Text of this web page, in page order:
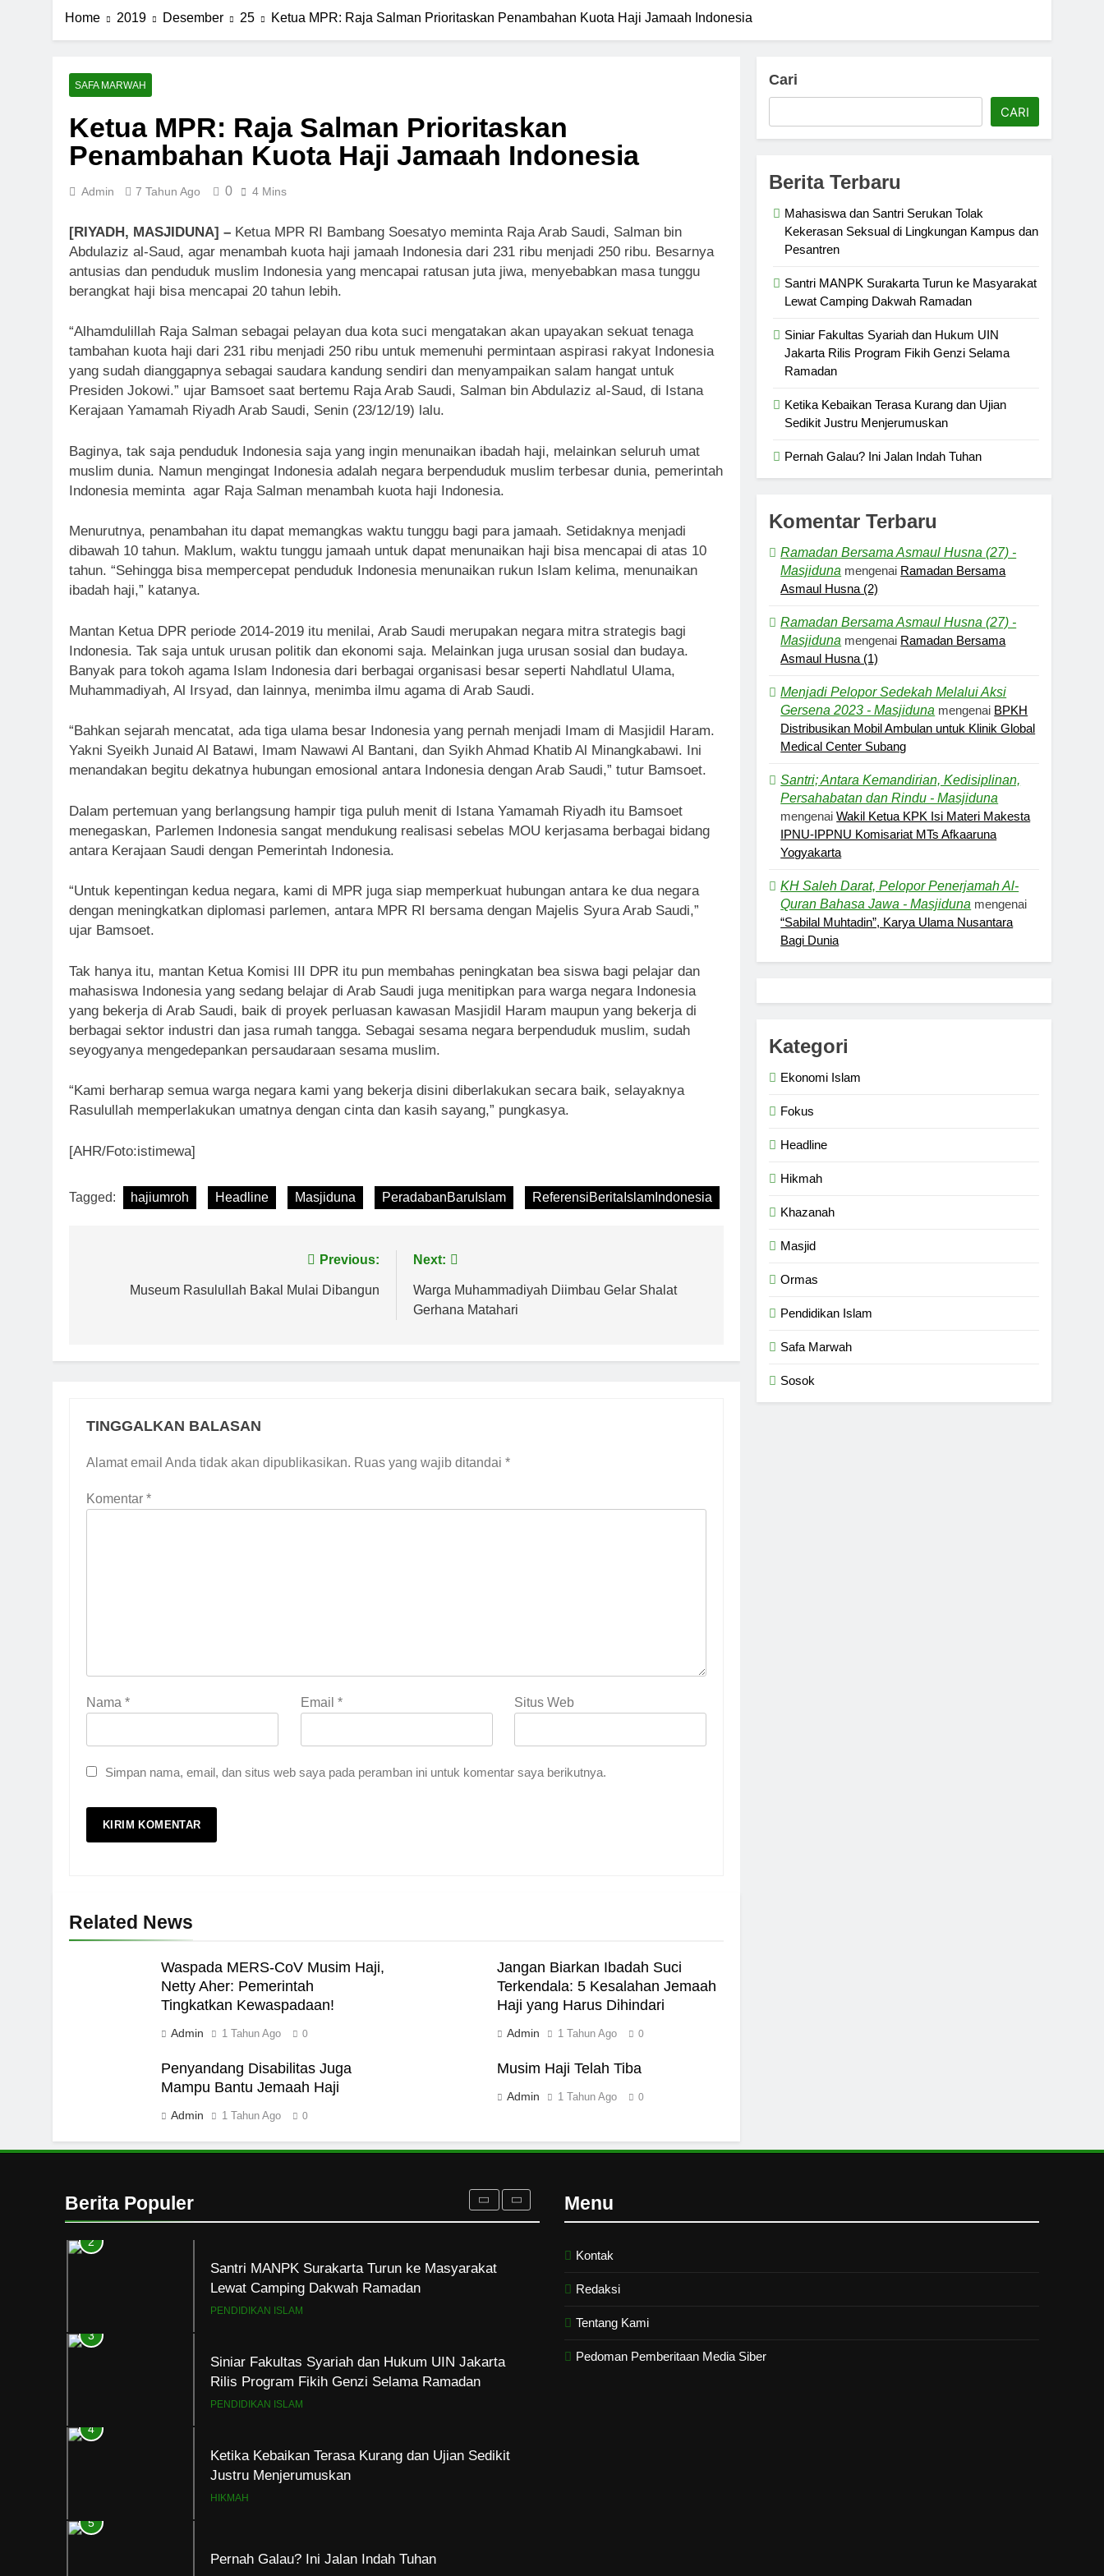
Home 2019 Desember 25 Ketua MPR: Raja Salman Prioritaskan Penambahan Kuota Haji Jamaah Indonesia
SAFA MARWAH
Ketua MPR: Raja Salman Prioritaskan
Penambahan Kuota Haji Jamaah Indonesia
Admin 7 Tahun Ago 0 4 Mins
[RIYADH, MASJIDUNA] – Ketua MPR RI Bambang Soesatyo meminta Raja Arab Saudi, Salman bin
Abdulaziz al-Saud, agar menambah kuota haji jamaah Indonesia dari 231 ribu menjadi 250 ribu. Besarnya
antusias dan penduduk muslim Indonesia yang mencapai ratusan juta jiwa, menyebabkan masa tunggu
berangkat haji bisa mencapai 20 tahun lebih.
“Alhamdulillah Raja Salman sebagai pelayan dua kota suci mengatakan akan upayakan sekuat tenaga
tambahan kuota haji dari 231 ribu menjadi 250 ribu untuk memenuhi permintaan aspirasi rakyat Indonesia
yang sudah dianggapnya sebagai saudara kandung sendiri dan menyampaikan salam hangat untuk
Presiden Jokowi.” ujar Bamsoet saat bertemu Raja Arab Saudi, Salman bin Abdulaziz al-Saud, di Istana
Kerajaan Yamamah Riyadh Arab Saudi, Senin (23/12/19) lalu.
Baginya, tak saja penduduk Indonesia saja yang ingin menunaikan ibadah haji, melainkan seluruh umat
muslim dunia. Namun mengingat Indonesia adalah negara berpenduduk muslim terbesar dunia, pemerintah
Indonesia meminta agar Raja Salman menambah kuota haji Indonesia.
Menurutnya, penambahan itu dapat memangkas waktu tunggu bagi para jamaah. Setidaknya menjadi
dibawah 10 tahun. Maklum, waktu tunggu jamaah untuk dapat menunaikan haji bisa mencapai di atas 10
tahun. “Sehingga bisa mempercepat penduduk Indonesia menunaikan rukun Islam kelima, menunaikan
ibadah haji,” katanya.
Mantan Ketua DPR periode 2014-2019 itu menilai, Arab Saudi merupakan negara mitra strategis bagi
Indonesia. Tak saja untuk urusan politik dan ekonomi saja. Melainkan juga urusan sosial dan budaya.
Banyak para tokoh agama Islam Indonesia dari berbagai organisasi besar seperti Nahdlatul Ulama,
Muhammadiyah, Al Irsyad, dan lainnya, menimba ilmu agama di Arab Saudi.
“Bahkan sejarah mencatat, ada tiga ulama besar Indonesia yang pernah menjadi Imam di Masjidil Haram.
Yakni Syeikh Junaid Al Batawi, Imam Nawawi Al Bantani, dan Syikh Ahmad Khatib Al Minangkabawi. Ini
menandakan begitu dekatnya hubungan emosional antara Indonesia dengan Arab Saudi,” tutur Bamsoet.
Dalam pertemuan yang berlangsung hampir tiga puluh menit di Istana Yamamah Riyadh itu Bamsoet
menegaskan, Parlemen Indonesia sangat mendukung realisasi sebelas MOU kerjasama berbagai bidang
antara Kerajaan Saudi dengan Pemerintah Indonesia.
“Untuk kepentingan kedua negara, kami di MPR juga siap memperkuat hubungan antara ke dua negara
dengan meningkatkan diplomasi parlemen, antara MPR RI bersama dengan Majelis Syura Arab Saudi,”
ujar Bamsoet.
Tak hanya itu, mantan Ketua Komisi III DPR itu pun membahas peningkatan bea siswa bagi pelajar dan
mahasiswa Indonesia yang sedang belajar di Arab Saudi juga menitipkan para warga negara Indonesia
yang bekerja di Arab Saudi, baik di proyek perluasan kawasan Masjidil Haram maupun yang bekerja di
berbagai sektor industri dan jasa rumah tangga. Sebagai sesama negara berpenduduk muslim, sudah
seyogyanya mengedepankan persaudaraan sesama muslim.
“Kami berharap semua warga negara kami yang bekerja disini diberlakukan secara baik, selayaknya
Rasulullah memperlakukan umatnya dengan cinta dan kasih sayang,” pungkasya.
[AHR/Foto:istimewa]
Tagged: hajiumroh Headline Masjiduna PeradabanBaruIslam ReferensiBeritaIslamIndonesia
Previous:
Museum Rasulullah Bakal Mulai Dibangun
Next:
Warga Muhammadiyah Diimbau Gelar Shalat
Gerhana Matahari
TINGGALKAN BALASAN
Alamat email Anda tidak akan dipublikasikan. Ruas yang wajib ditandai *
Komentar *
Nama * Email * Situs Web
Simpan nama, email, dan situs web saya pada peramban ini untuk komentar saya berikutnya.
Related News
Waspada MERS-CoV Musim Haji,
Netty Aher: Pemerintah
Tingkatkan Kewaspadaan!
Admin 1 Tahun Ago 0
Jangan Biarkan Ibadah Suci
Terkendala: 5 Kesalahan Jemaah
Haji yang Harus Dihindari
Admin 1 Tahun Ago 0
Penyandang Disabilitas Juga
Mampu Bantu Jemaah Haji
Admin 1 Tahun Ago 0
Musim Haji Telah Tiba
Admin 1 Tahun Ago 0
Cari
CARI
Berita Terbaru
Mahasiswa dan Santri Serukan Tolak
Kekerasan Seksual di Lingkungan Kampus dan
Pesantren
Santri MANPK Surakarta Turun ke Masyarakat
Lewat Camping Dakwah Ramadan
Siniar Fakultas Syariah dan Hukum UIN
Jakarta Rilis Program Fikih Genzi Selama
Ramadan
Ketika Kebaikan Terasa Kurang dan Ujian
Sedikit Justru Menjerumuskan
Pernah Galau? Ini Jalan Indah Tuhan
Komentar Terbaru
Ramadan Bersama Asmaul Husna (27) -
Masjiduna mengenai Ramadan Bersama
Asmaul Husna (2)
Ramadan Bersama Asmaul Husna (27) -
Masjiduna mengenai Ramadan Bersama
Asmaul Husna (1)
Menjadi Pelopor Sedekah Melalui Aksi
Gersena 2023 - Masjiduna mengenai BPKH
Distribusikan Mobil Ambulan untuk Klinik Global
Medical Center Subang
Santri; Antara Kemandirian, Kedisiplinan,
Persahabatan dan Rindu - Masjiduna
mengenaiWakil Ketua KPK Isi Materi Makesta
IPNU-IPPNU Komisariat MTs Afkaaruna
Yogyakarta
KH Saleh Darat, Pelopor Penerjamah Al-
Quran Bahasa Jawa - Masjiduna mengenai
“Sabilal Muhtadin”, Karya Ulama Nusantara
Bagi Dunia
Kategori
Ekonomi Islam
Fokus
Headline
Hikmah
Khazanah
Masjid
Ormas
Pendidikan Islam
Safa Marwah
Sosok
Berita Populer
Pernah Galau? Ini Jalan Indah Tuhan
7
HIKMAH
HIKMAH
Seksual di Lingkungan Kampus dan Pesantren
2
Santri MANPK Surakarta Turun ke Masyarakat
PENDIDIKAN ISLAM
PENDIDIKAN ISLAM
HIKMAH
Menu
Kontak
Redaksi
Tentang Kami
Pedoman Pemberitaan Media Siber